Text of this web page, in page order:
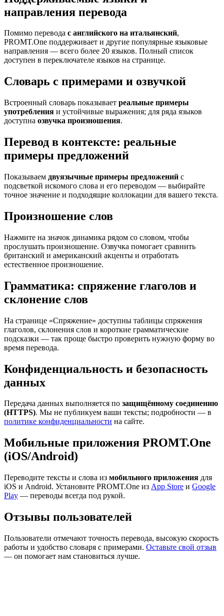
направления перевода
Помимо перевода с английского на итальянский,
PROMT.One поддерживает и другие популярные языковые
направления — всего более 20 языков. Полный список
доступен в переключателе языков на странице.
Словарь с примерами и озвучкой
Встроенный словарь показывает реальные примеры
употребления и устойчивые выражения; для ряда языков
доступна озвучка произношения.
Перевод в контексте: реальные
примеры предложений
Показываем двуязычные примеры предложений с
подсветкой искомого слова и его переводом — выбирайте
точное значение и подходящие коллокации для вашего текста.
Произношение слов
Нажмите на значок динамика рядом со словом, чтобы
прослушать произношение. Озвучка помогает сравнить
британский и американский акценты и отработать
естественное произношение.
Грамматика: спряжение глаголов и
склонение слов
На странице «Спряжение» доступны таблицы спряжения
глаголов, склонения слов и короткие грамматические
подсказки — так проще быстро проверить нужную форму во
время перевода.
Конфиденциальность и безопасность
данных
Передача данных выполняется по защищённому соединению
(HTTPS). Мы не публикуем ваши тексты; подробности — в
политике конфиденциальности на сайте.
Мобильные приложения PROMT.One
(iOS/Android)
Переводите тексты и слова из мобильного приложения для
iOS и Android. Установите PROMT.One из App Store и Google
Play — переводы всегда под рукой.
Отзывы пользователей
Пользователи отмечают точность перевода, высокую скорость
работы и удобство словаря с примерами. Оставьте свой отзыв
— он помогает нам становиться лучше.